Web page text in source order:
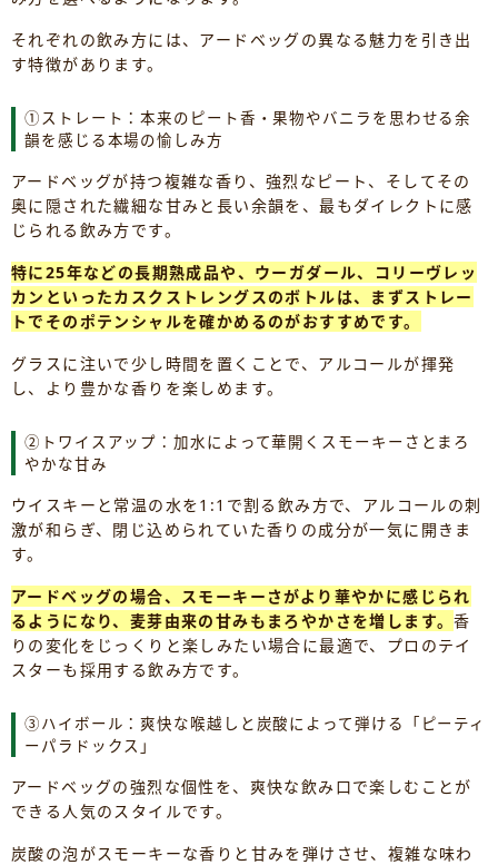
それぞれの飲み方には、アードベッグの異なる魅力を引き出
す特徴があります。
①ストレート：本来のピート香・果物やバニラを思わせる余
韻を感じる本場の愉しみ方
アードベッグが持つ複雑な香り、強烈なピート、そしてその
奥に隠された繊細な甘みと長い余韻を、最もダイレクトに感
じられる飲み方です。
特に25年などの長期熟成品や、ウーガダール、コリーヴレッ
カンといったカスクストレングスのボトルは、まずストレー
トでそのポテンシャルを確かめるのがおすすめです。
グラスに注いで少し時間を置くことで、アルコールが揮発
し、より豊かな香りを楽しめます。
②トワイスアップ：加水によって華開くスモーキーさとまろ
やかな甘み
ウイスキーと常温の水を1:1で割る飲み方で、アルコールの刺
激が和らぎ、閉じ込められていた香りの成分が一気に開きま
す。
アードベッグの場合、スモーキーさがより華やかに感じられ
るようになり、麦芽由来の甘みもまろやかさを増します。香
りの変化をじっくりと楽しみたい場合に最適で、プロのテイ
スターも採用する飲み方です。
③ハイボール：爽快な喉越しと炭酸によって弾ける「ピーティ
ーパラドックス」
アードベッグの強烈な個性を、爽快な飲み口で楽しむことが
できる人気のスタイルです。
炭酸の泡がスモーキーな香りと甘みを弾けさせ、複雑な味わ